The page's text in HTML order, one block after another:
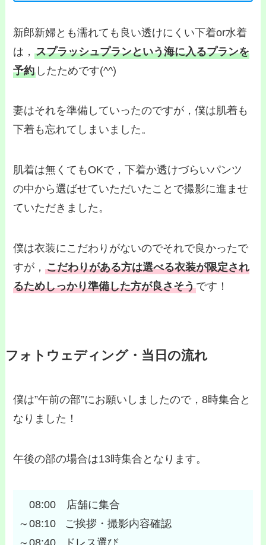
新郎新婦とも濡れても良い透けにくい下着or水着
は，スプラッシュプランという海に入るプランを
予約 したためです(^^)
妻はそれを準備していったのですが，僕は肌着も
下着も忘れてしまいました。
肌着は無くてもOKで，下着か透けづらいパンツ
の中から選ばせていただいたことで撮影に進ませ
ていただきました。
僕は衣装にこだわりがないのでそれで良かったで
すが，こだわりがある方は選べる衣装が限定され
るためしっかり準備した方が良さそうです！
フォトウェディング・当日の流れ
僕は”午前の部”にお願いしましたので，8時集合と
なりました！
午後の部の場合は13時集合となります。
08:00　店舗に集合
～08:10   ご挨拶・撮影内容確認
～08:40   ドレス選び